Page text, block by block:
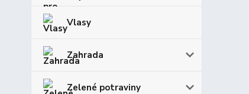
Vlasy
Zahrada
Zelené potraviny